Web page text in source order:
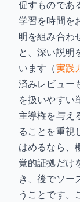
促すものであ
学習を時間を
明を組み合わ
と、深い説明
います（実践
済みレビュー
を扱いやすい
主導権を与え
ることを重視
はめるなら、
覚的証拠だけ
き、後でソー
うことです。